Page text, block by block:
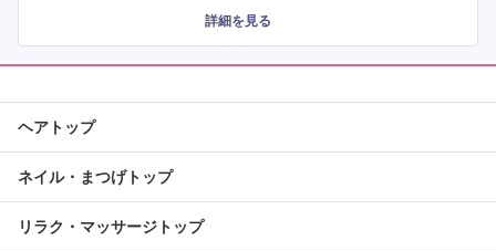
詳細を見る
ヘアトップ
ネイル・まつげトップ
リラク・マッサージトップ